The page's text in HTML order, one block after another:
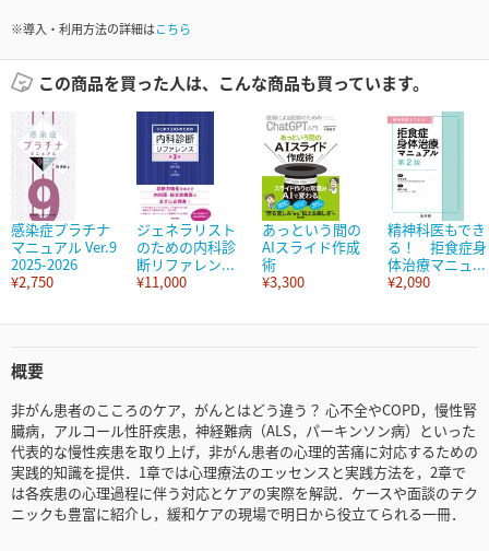
※導入・利用方法の詳細はこちら
この商品を買った人は、こんな商品も買っています。
感染症プラチナ
マニュアル Ver.9
2025-2026
¥2,750
ジェネラリスト
のための内科診
断リファレン...
¥11,000
あっという間の
AIスライド作成
術
¥3,300
精神科医もでき
る！ 拒食症身
体治療マニュ...
¥2,090
概要
非がん患者のこころのケア，がんとはどう違う？ 心不全やCOPD，慢性腎
臓病，アルコール性肝疾患，神経難病（ALS，パーキンソン病）といった
代表的な慢性疾患を取り上げ，非がん患者の心理的苦痛に対応するための
実践的知識を提供．1章では心理療法のエッセンスと実践方法を，2章で
は各疾患の心理過程に伴う対応とケアの実際を解説．ケースや面談のテク
ニックも豊富に紹介し，緩和ケアの現場で明日から役立てられる一冊．